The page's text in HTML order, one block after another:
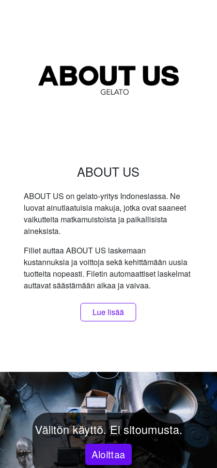
ABOUT US
ABOUT US on gelato-yritys Indonesiassa. Ne
luovat ainutlaatuisia makuja, jotka ovat saaneet
vaikutteita matkamuistoista ja paikallisista
aineksista.
Fillet auttaa ABOUT US laskemaan
kustannuksia ja voittoja sekä kehittämään uusia
tuotteita nopeasti. Filetin automaattiset laskelmat
auttavat säästämään aikaa ja vaivaa.
Lue lisää
Välitön käyttö. Ei sitoumusta.
Aloittaa